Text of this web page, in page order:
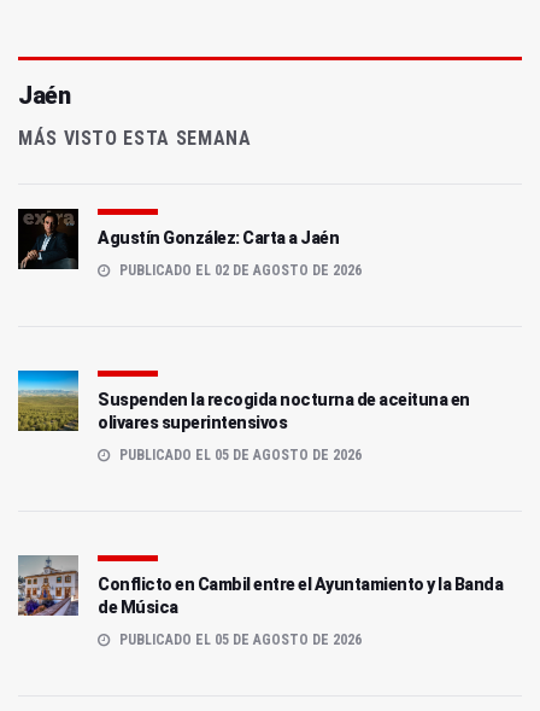
Jaén
MÁS VISTO ESTA SEMANA
Agustín González: Carta a Jaén
PUBLICADO EL 02 DE AGOSTO DE 2026
Suspenden la recogida nocturna de aceituna en
olivares superintensivos
PUBLICADO EL 05 DE AGOSTO DE 2026
Conflicto en Cambil entre el Ayuntamiento y la Banda
de Música
PUBLICADO EL 05 DE AGOSTO DE 2026